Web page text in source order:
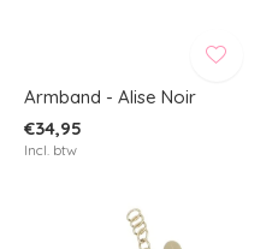
Armband - Alise Noir
€34,95
Incl. btw